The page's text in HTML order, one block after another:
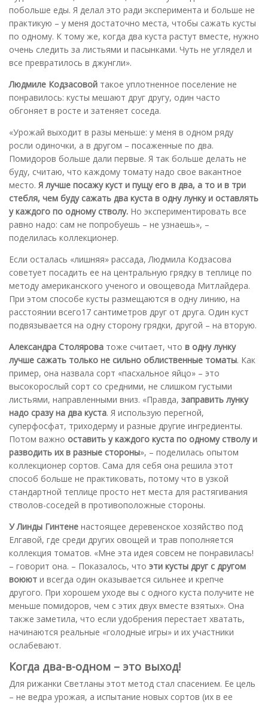
побольше еды. Я делал это ради эксперимента и больше не
практикую – у меня достаточно места, чтобы сажать кусты
по одному. К тому же, когда два куста растут вместе, нужно
очень следить за листьями и пасынками. Чуть не углядел и
все превратилось в джунгли».
Людмиле Кодзасовой такое уплотненное поселение не
понравилось: кусты мешают друг другу, один часто
обгоняет в росте и затеняет соседа.
«Урожай выходит в разы меньше: у меня в одном ряду
росли одиночки, а в другом – посаженные по два.
Помидоров больше дали первые. Я так больше делать не
буду, считаю, что каждому томату надо свое вакантное
место. Я лучше посажу куст и пущу его в два, а то и в три
стебля, чем буду сажать два куста в одну лунку и оставлять
у каждого по одному стволу. Но экспериментировать все
равно надо: сам не попробуешь – не узнаешь», –
поделилась коллекционер.
Если осталась «лишняя» рассада, Людмила Кодзасова
советует посадить ее на центральную грядку в теплице по
методу американского ученого и овощевода Митлайдера.
При этом способе кусты размещаются в одну линию, на
расстоянии всего17 сантиметров друг от друга. Один куст
подвязывается на одну сторону грядки, другой – на вторую.
Александра Столярова тоже считает, что в одну лунку
лучше сажать только не сильно облиственные томаты. Как
пример, она назвала сорт «пасхальное яйцо» – это
высокорослый сорт со средними, не слишком густыми
листьями, направленными вниз. «Правда, заправить лунку
надо сразу на два куста. Я использую перегной,
суперфосфат, триходерму и разные другие ингредиенты.
Потом важно оставить у каждого куста по одному стволу и
разводить их в разные стороны», – поделилась опытом
коллекционер сортов. Сама для себя она решила этот
способ больше не практиковать, потому что в узкой
стандартной теплице просто нет места для растягивания
стволов-соседей в противоположные стороны.
У Линды Гинтене настоящее деревенское хозяйство под
Елгавой, где среди других овощей и трав пополняется
коллекция томатов. «Мне эта идея совсем не понравилась!
– говорит она. – Показалось, что эти кусты друг с другом
воюют и всегда один оказывается сильнее и крепче
другого. При хорошем уходе вы с одного куста получите не
меньше помидоров, чем с этих двух вместе взятых». Она
также заметила, что если удобрения перестает хватать,
начинаются реальные «голодные игры» и их участники
ослабевают.
Когда два-в-одном – это выход!
Для рижанки Светланы этот метод стал спасением. Ее цель
– не ведра урожая, а испытание новых сортов (их в ее